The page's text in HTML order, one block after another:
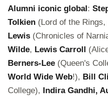
Alumni iconic global:
Tolkien (Lord of the
Lewis (Chronicles of
Wilde, Lewis Carroll
Berners-Lee (Queen's
World Wide Web!), Bill
College), Indira Gandhi,